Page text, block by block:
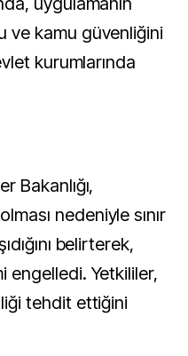
ve kamu güvenliğini
kurumlarında
Bakanlığı,
nedeniyle sınır
belirterek,
engelledi. Yetkililer,
tehdit ettiğini